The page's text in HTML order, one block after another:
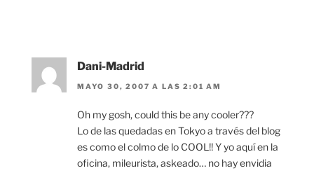
Dani-Madrid
MAYO 30, 2007 A LAS 2:01 AM
Oh my gosh, could this be any cooler???
Lo de las quedadas en Tokyo a través del blog
es como el colmo de lo COOL!! Y yo aquí en la
oficina, mileurista, askeado… no hay envidia